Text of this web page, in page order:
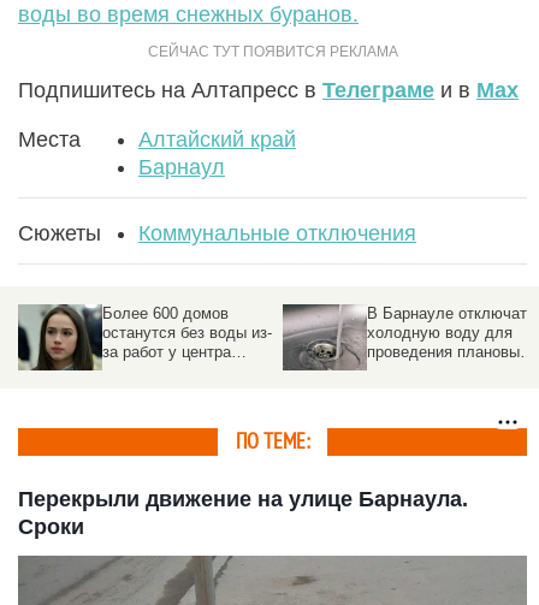
воды во время снежных буранов.
Подпишитесь на Алтапресс в Телеграме и в Max
Места
Алтайский край
Барнаул
Сюжеты Коммунальные отключения
Более 600 домов
останутся без воды из-
за работ у центра
В Барнауле отключат
холодную воду для
проведения плановых
ПО ТЕМЕ:
Перекрыли движение на улице Барнаула.
Сроки